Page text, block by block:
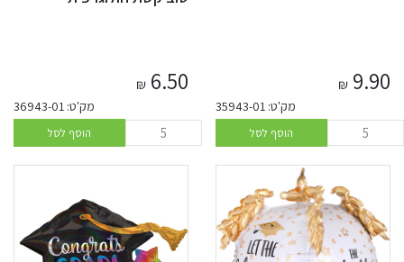
9.90
₪
מק'ט: 35943-01
הוסף לסל
6.50
₪
מק'ט: 36943-01
הוסף לסל